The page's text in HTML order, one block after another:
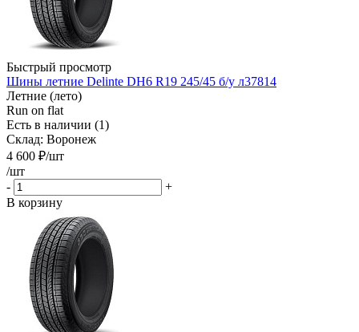
Быстрый просмотр
Шины летние Delinte DH6 R19 245/45 б/у л37814
Летние (лето)
Run on flat
Есть в наличии (1)
Склад: Воронеж
4 600 ₽/шт
/шт
-
+
В корзину